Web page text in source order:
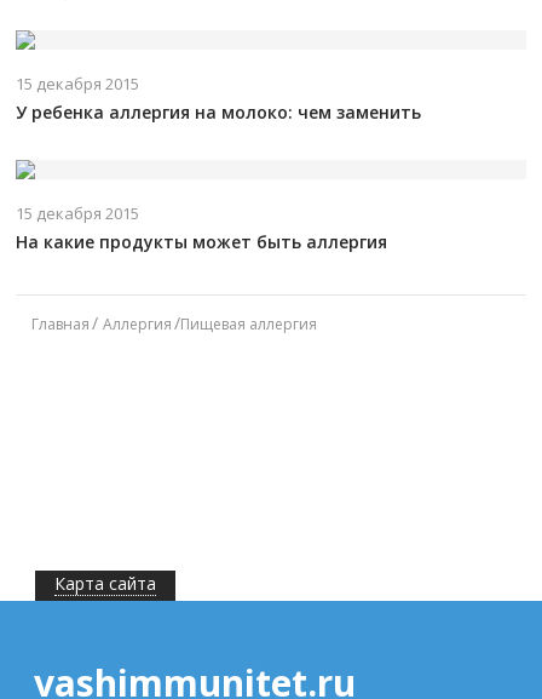
15 декабря 2015
У ребенка аллергия на молоко: чем заменить
15 декабря 2015
На какие продукты может быть аллергия
Главная Аллергия Пищевая аллергия
Карта сайта
vashimmunitet.ru